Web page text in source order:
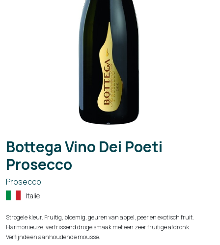
Bottega Vino Dei Poeti
Prosecco
Prosecco
Italie
Strogele kleur. Fruitig, bloemig, geuren van appel, peer en exotisch fruit.
Harmonieuze, verfrissend droge smaak met een zeer fruitige afdronk.
Verfijnde en aanhoudende mousse.